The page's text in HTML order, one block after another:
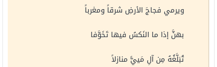
ويرمي فجاجَ الأرضِ شرقاً ومغرباً
بهنَّ إذا ما النَكسُ فيها تَخَوَّفا
تُبَلَّغُهُ مِن آلِ مَييًّ منازلاً